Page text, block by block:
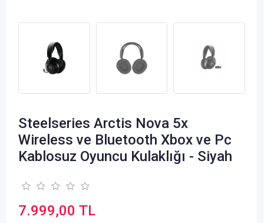
Steelseries Arctis Nova 5x
Wireless ve Bluetooth Xbox ve Pc
Kablosuz Oyuncu Kulaklığı - Siyah
7.999,00 TL